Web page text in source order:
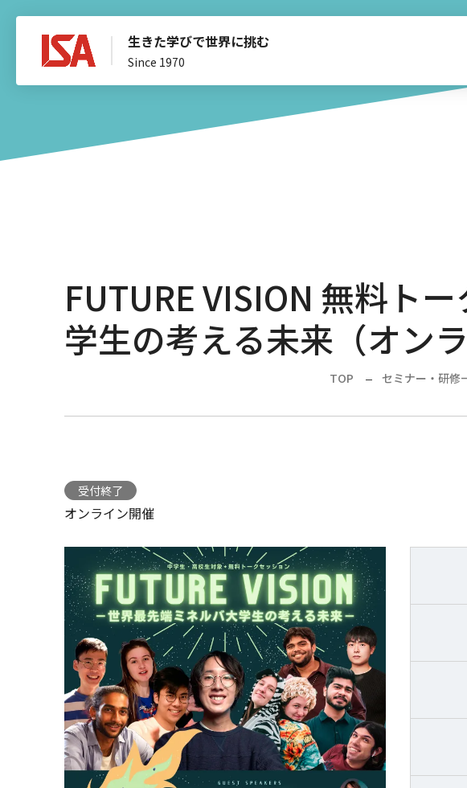
生きた学びで世界に挑む
Since 1970
FUTURE VISION 無料ト
学生の考える未来（オンラ
TOP セミナー・研修
受付終了
オンライン開催